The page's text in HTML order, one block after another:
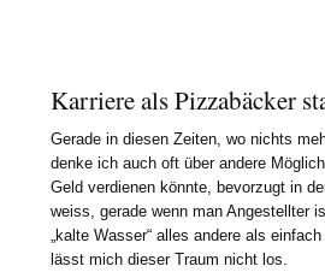
Karriere als Pizzabäcker
Gerade in diesen Zeiten, wo nichts
denke ich auch oft über andere
Geld verdienen könnte, bevorzugt in
weiss, gerade wenn man Angestellter
„kalte Wasser“ alles andere als
lässt mich dieser Traum nicht los.